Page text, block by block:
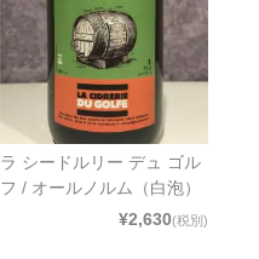
ラ シードルリー デュ ゴル
フ / オールノルム（白泡）
¥2,630(税別)